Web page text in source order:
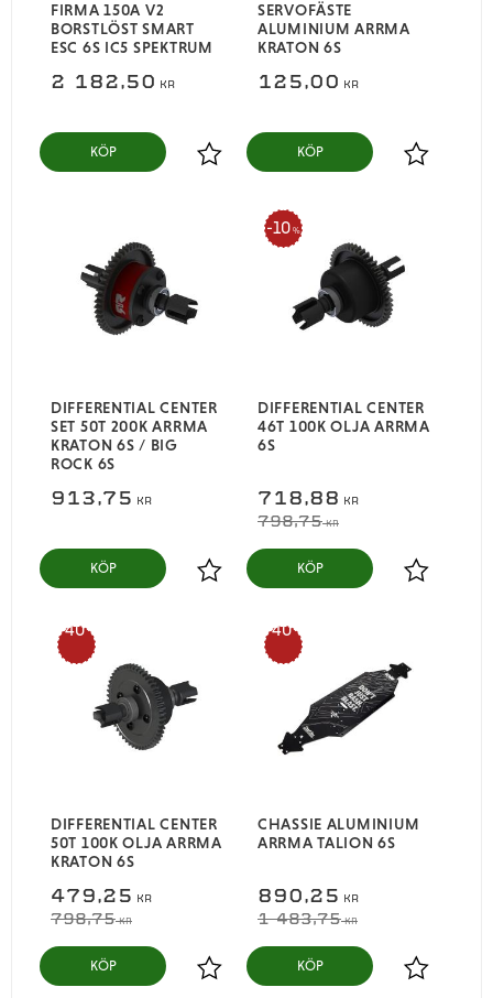
FIRMA 150A V2
BORSTLÖST SMART
ESC 6S IC5 SPEKTRUM
2 182,50 KR
Lägg till i favoriter
KÖP
SERVOFÄSTE
ALUMINIUM ARRMA
KRATON 6S
125,00 KR
Lägg till i
KÖP
DIFFERENTIAL CENTER
SET 50T 200K ARRMA
KRATON 6S / BIG
ROCK 6S
913,75 KR
Lägg till i favoriter
KÖP
DIFFERENTIAL CENTER
46T 100K OLJA ARRMA
6S
718,88 KR
798,75KR
10 %
Lägg till i
KÖP
DIFFERENTIAL CENTER
50T 100K OLJA ARRMA
KRATON 6S
479,25 KR
798,75KR
40
%
Lägg till i favoriter
KÖP
CHASSIE ALUMINIUM
ARRMA TALION 6S
890,25 KR
1 483,75KR
40
%
Lägg till i
KÖP